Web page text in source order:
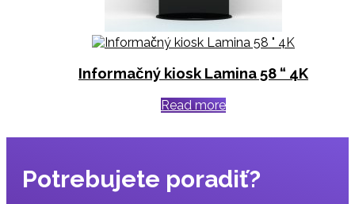
Informačný kiosk Lamina 58 “ 4K
Read more
Potrebujete poradiť?